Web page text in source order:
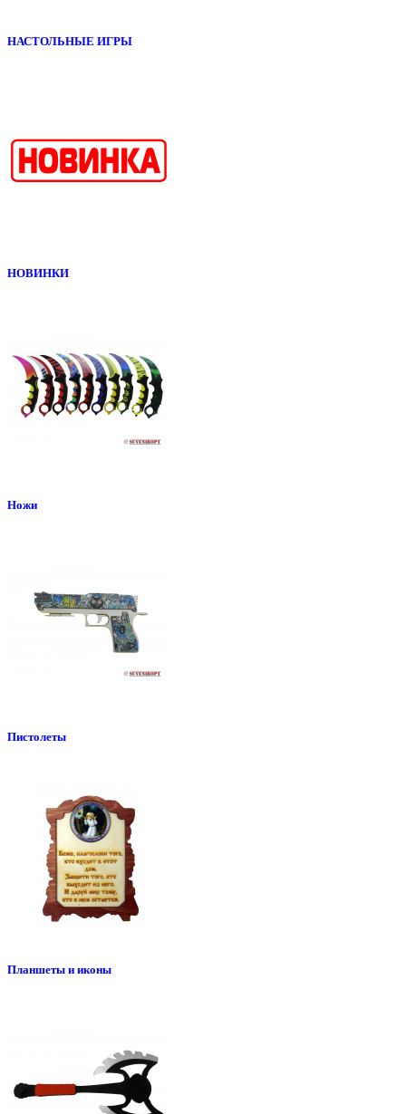
НАСТОЛЬНЫЕ ИГРЫ
НОВИНКИ
Ножи
Пистолеты
Планшеты и иконы